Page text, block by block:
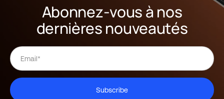
Abonnez-vous à nos
dernières nouveautés
Subscribe